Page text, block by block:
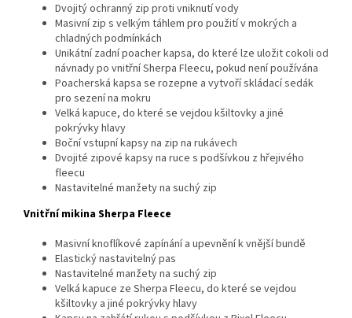
Dvojitý ochranný zip proti vniknutí vody
Masivní zip s velkým táhlem pro použití v mokrých a
chladných podmínkách
Unikátní zadní poacher kapsa, do které lze uložit cokoli od
návnady po vnitřní Sherpa Fleecu, pokud není používána
Poacherská kapsa se rozepne a vytvoří skládací sedák
pro sezení na mokru
Velká kapuce, do které se vejdou kšiltovky a jiné
pokrývky hlavy
Boční vstupní kapsy na zip na rukávech
Dvojité zipové kapsy na ruce s podšívkou z hřejivého
fleecu
Nastavitelné manžety na suchý zip
Vnitřní mikina Sherpa Fleece
Masivní knoflíkové zapínání a upevnění k vnější bundě
Elastický nastavitelný pas
Nastavitelné manžety na suchý zip
Velká kapuce ze Sherpa Fleecu, do které se vejdou
kšiltovky a jiné pokrývky hlavy